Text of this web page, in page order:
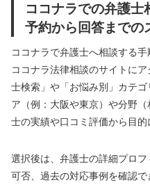
ココナラでの弁護士
予約から回答までの
ココナラで弁護士へ相談する
ココナラ法律相談のサイトに
士検索」や「お悩み別」カテ
ア（例：大阪や東京）や分野
士の実績や口コミ評価から目的
選択後は、弁護士の詳細プロ
可否、過去の対応事例を確認